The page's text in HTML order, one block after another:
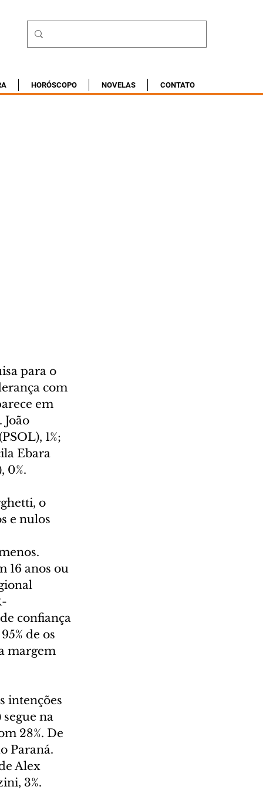
HORÓSCOPO NOVELAS CONTATO
para o
com
em
João
1%;
Ebara
0%.
o
e nulos
16 anos ou
confiança
de os
margem
intenções
na
28%. De
Paraná.
Alex
3%.